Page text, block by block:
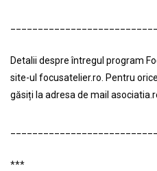
Detalii despre întregul program
site-ul focusatelier.ro. Pentru
găsiți la adresa de mail
***